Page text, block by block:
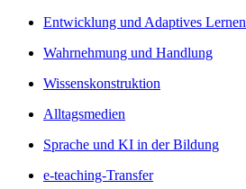
Entwicklung und Adaptives Lernen
Wahrnehmung und Handlung
Wissenskonstruktion
Alltagsmedien
Sprache und KI in der Bildung
e-teaching-Transfer